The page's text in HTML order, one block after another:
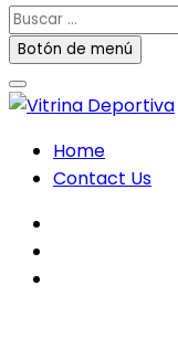
Buscar
…Botón de menú
Home
Contact Us